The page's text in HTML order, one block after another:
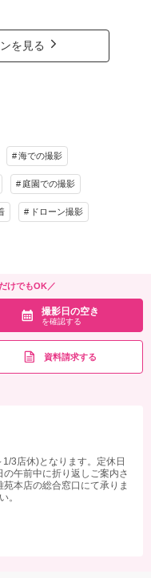
タジオプランへ変更もOK!!和装
・七ツ洞公園よりご提案してお
お気軽にご相談くださいま
してください♪
新郎衣装1着
小物一式
タジオプランへ変更もOK!!和装
・七ツ洞公園よりご提案してお
どお気軽にご相談くださいま
を見る
海での撮影
庭園での撮影
ドローン撮影
けでもOK／
撮影日の空き
を確認する
資料請求する
3店休)となります。定休日
午前中に折り返しご案内さ
本店の総合窓口にて承りま
。